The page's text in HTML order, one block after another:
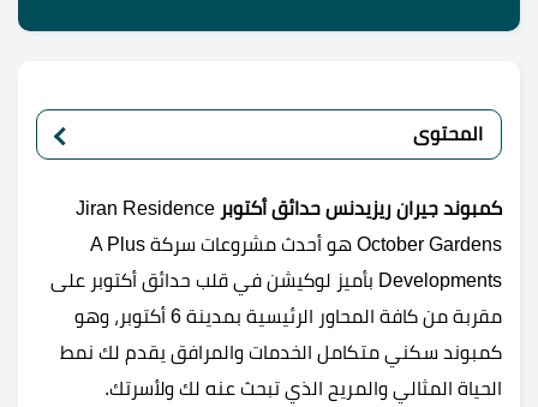
المحتوى
كمبوند جيران ريزيدنس حدائق أكتوبر Jiran Residence
October Gardens هو أحدث مشروعات سركة A Plus
Developments بأميز لوكيشن في قلب حدائق أكتوبر على
مقربة من كافة المحاور الرئيسية بمدينة 6 أكتوبر، وهو
كمبوند سكني متكامل الخدمات والمرافق يقدم لك نمط
الحياة المثالي والمريح الذي تبحث عنه لك ولأسرتك.